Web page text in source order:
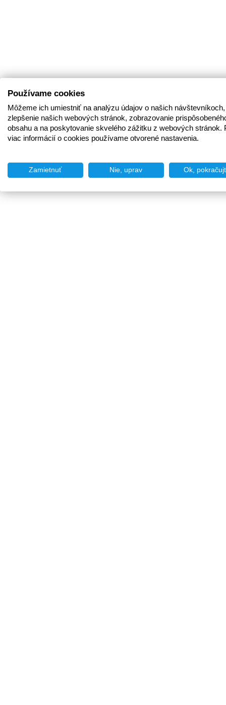
Používame cookies
Môžeme ich umiestniť na analýzu údajov o našich
zlepšenie našich webových stránok, zobrazovanie
obsahu a na poskytovanie skvelého zážitku z webových stránok.
viac informácií o cookies používame otvorené nastavenia.
Zamietnuť Nie, uprav Ok,